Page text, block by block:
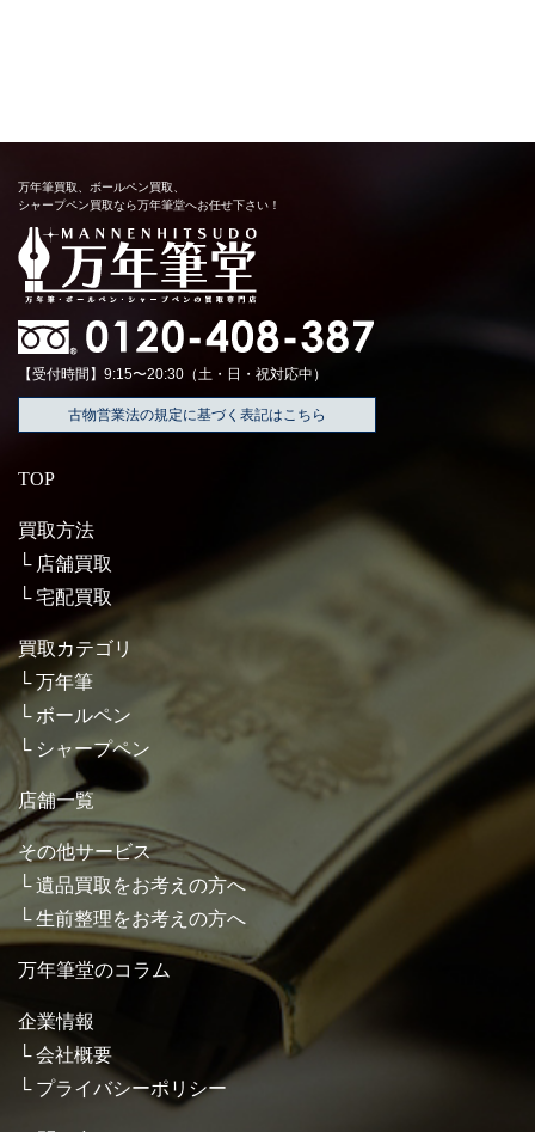
万年筆買取、ボールペン買取、
シャープペン買取なら万年筆堂へお任せ下さい！
【受付時間】9:15〜20:30（土・日・祝対応中）
古物営業法の規定に基づく表記はこちら
TOP
買取方法
店舗買取
宅配買取
買取カテゴリ
万年筆
ボールペン
シャープペン
店舗一覧
その他サービス
遺品買取をお考えの方へ
生前整理をお考えの方へ
万年筆堂のコラム
企業情報
会社概要
プライバシーポリシー